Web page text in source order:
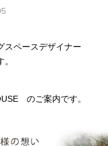
スペースデザイナー
のご案内です。